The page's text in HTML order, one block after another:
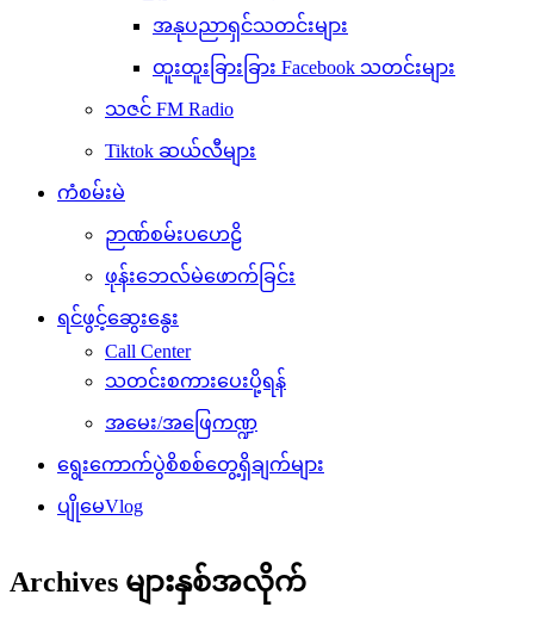
အနုပညာရှင်သတင်းများ
ထူးထူးခြားခြား Facebook သတင်းများ
သဇင် FM Radio
Tiktok ဆယ်လီများ
ကံစမ်းမဲ
ဉာဏ်စမ်းပဟေဠိ
ဖုန်းဘေလ်မဲဖောက်ခြင်း
ရင်ဖွင့်ဆွေးနွေး
Call Center
သတင်းစကားပေးပို့ရန်
အမေး/အဖြေကဏ္ဍ
ရွေးကောက်ပွဲစိစစ်တွေ့ရှိချက်များ
ပျိုမေVlog
Archives များနှစ်အလိုက်